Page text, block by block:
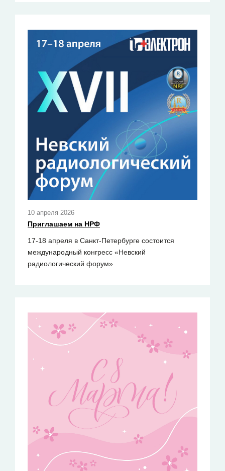
10 апреля 2026
Приглашаем на НРФ
17-18 апреля в Санкт-Петербурге состоится
международный конгресс «Невский
радиологический форум»